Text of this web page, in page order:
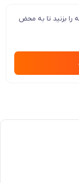
را بزنید تا به محض